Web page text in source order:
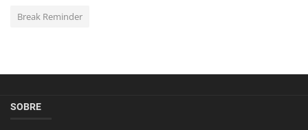
Break Reminder
SOBRE